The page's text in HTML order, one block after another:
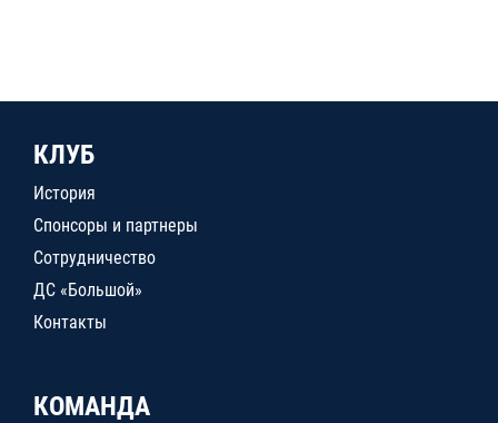
КЛУБ
История
Спонсоры и партнеры
Сотрудничество
ДС «Большой»
Контакты
КОМАНДА